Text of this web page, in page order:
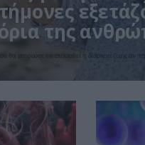
της
θα μπορούσε να επεκταθεί η διάρκεια ζωής αν